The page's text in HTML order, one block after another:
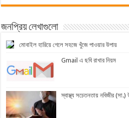
জনপ্রিয় লেখাগুলো
মোবাইল হারিয়ে গেলে সহজে খুঁজে পাওয়ার উপায়
Gmail এ ছবি রাখার নিয়ম
স্বাস্থ্য সচেতনতায় নবিজীর (সা.)